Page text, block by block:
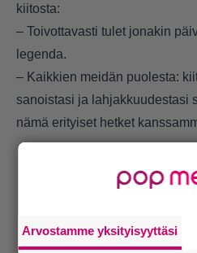
kiitosta:
– Toivottavasti tulet jonakin
legenda.
– Kaikkien meidän puolesta:
sanoistasi ja lahjakkuudestasi
nämä erityiset hetket
Arvostamme yksityisyyttäsi